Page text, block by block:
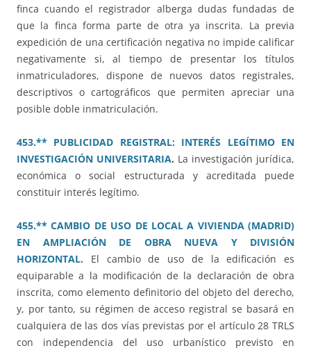
finca cuando el registrador alberga dudas fundadas de
que la finca forma parte de otra ya inscrita. La previa
expedición de una certificación negativa no impide calificar
negativamente si, al tiempo de presentar los títulos
inmatriculadores, dispone de nuevos datos registrales,
descriptivos o cartográficos que permiten apreciar una
posible doble inmatriculación.
453.** PUBLICIDAD REGISTRAL: INTERÉS LEGÍTIMO EN
INVESTIGACIÓN UNIVERSITARIA. La investigación jurídica,
económica o social estructurada y acreditada puede
constituir interés legítimo.
455.** CAMBIO DE USO DE LOCAL A VIVIENDA (MADRID)
EN AMPLIACIÓN DE OBRA NUEVA Y DIVISIÓN
HORIZONTAL. El cambio de uso de la edificación es
equiparable a la modificación de la declaración de obra
inscrita, como elemento definitorio del objeto del derecho,
y, por tanto, su régimen de acceso registral se basará en
cualquiera de las dos vías previstas por el artículo 28 TRLS
con independencia del uso urbanístico previsto en